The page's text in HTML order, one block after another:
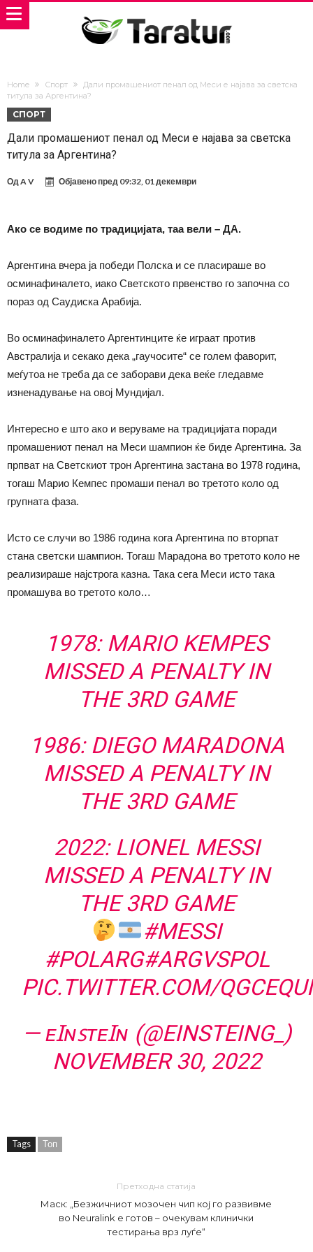
Home Спорт
Дали промашениот пенал од Меси е најава за светска
титула за Аргентина?
СПОРТ
Дали промашениот пенал од Меси е најава за светска
титула за Аргентина?
ОдA V Објавено пред 09:32, 01 декември
Ако се водиме по традицијата, таа вели – ДА.
Аргентина вчера ја победи Полска и се пласираше во
осминафиналето, иако Светското првенство го започна со
пораз од Саудиска Арабија.
Во осминафиналето Аргентинците ќе играат против
Австралија и секако дека „гаучосите“ се голем фаворит,
меѓутоа не треба да се заборави дека веќе гледавме
изненадување на овој Мундијал.
Интересно е што ако и веруваме на традицијата поради
промашениот пенал на Меси шампион ќе биде Аргентина. За
прпват на Светскиот трон Аргентина застана во 1978 година,
тогаш Марио Кемпес промаши пенал во третото коло од
групната фаза.
Исто се случи во 1986 година кога Аргентина по вторпат
стана светски шампион. Тогаш Марадона во третото коло не
реализираше најстрога казна. Така сега Меси исто така
промашува во третото коло…
1978: MARIO KEMPES
MISSED A PENALTY IN
THE 3RD GAME
1986: DIEGO MARADONA
MISSED A PENALTY IN
THE 3RD GAME
2022: LIONEL MESSI
MISSED A PENALTY IN
THE 3RD GAME
#MESSI
#POLARG#ARGVSPOL
PIC.TWITTER.COM/
— ᴇꞮɴꜱᴛᴇꞮɴ (@EINSTEING_)
NOVEMBER 30, 2022
Tags Топ
Претходна статија
Маск: „Безжичниот мозочен чип кој го развивме
во Neuralink е готов – очекувам клинички
тестирања врз луѓе“